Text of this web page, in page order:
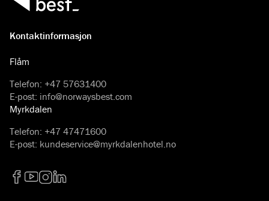
Kontaktinformasjon
Flåm
Telefon: +47 57631400
E-post: info@norwaysbest.com
Myrkdalen
Telefon: +47 47471600
E-post: kundeservice@myrkdalenhotel.no